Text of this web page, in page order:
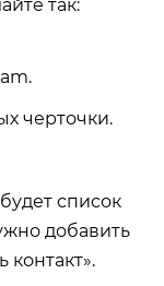
так:
черточки.
список
добавить